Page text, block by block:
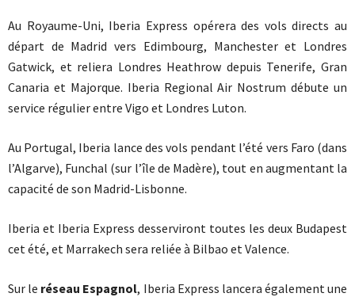
Au Royaume-Uni, Iberia Express opérera des vols directs au
départ de Madrid vers Edimbourg, Manchester et Londres
Gatwick, et reliera Londres Heathrow depuis Tenerife, Gran
Canaria et Majorque. Iberia Regional Air Nostrum débute un
service régulier entre Vigo et Londres Luton.
Au Portugal, Iberia lance des vols pendant l’été vers Faro (dans
l’Algarve), Funchal (sur l’île de Madère), tout en augmentant la
capacité de son Madrid-Lisbonne.
Iberia et Iberia Express desserviront toutes les deux Budapest
cet été, et Marrakech sera reliée à Bilbao et Valence.
Sur le réseau Espagnol, Iberia Express lancera également une